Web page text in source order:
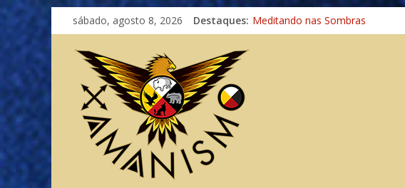
sábado, agosto 8, 2026 Destaques: Meditando nas Sombras
Autosuficiência: A Jornada do